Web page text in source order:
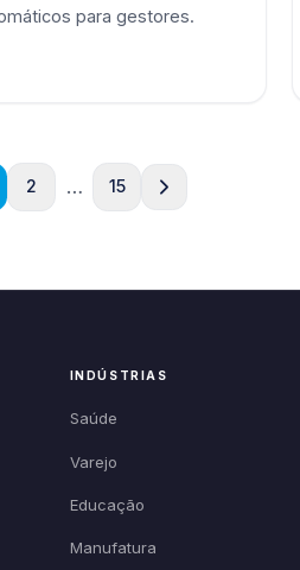
para gestores.
2 … 15
INDÚSTRIAS
Saúde
Varejo
Educação
Manufatura